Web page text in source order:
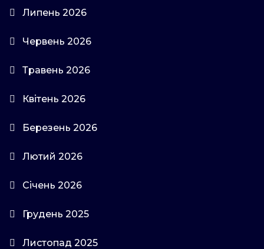
Липень 2026
Червень 2026
Травень 2026
Квітень 2026
Березень 2026
Лютий 2026
Січень 2026
Грудень 2025
Листопад 2025